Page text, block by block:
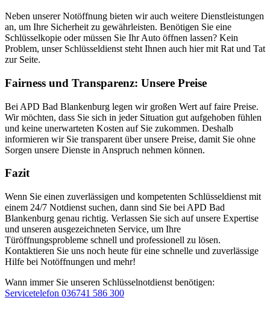
Neben unserer Notöffnung bieten wir auch weitere Dienstleistungen
an, um Ihre Sicherheit zu gewährleisten. Benötigen Sie eine
Schlüsselkopie oder müssen Sie Ihr Auto öffnen lassen? Kein
Problem, unser Schlüsseldienst steht Ihnen auch hier mit Rat und Tat
zur Seite.
Fairness und Transparenz: Unsere Preise
Bei APD Bad Blankenburg legen wir großen Wert auf faire Preise.
Wir möchten, dass Sie sich in jeder Situation gut aufgehoben fühlen
und keine unerwarteten Kosten auf Sie zukommen. Deshalb
informieren wir Sie transparent über unsere Preise, damit Sie ohne
Sorgen unsere Dienste in Anspruch nehmen können.
Fazit
Wenn Sie einen zuverlässigen und kompetenten Schlüsseldienst mit
einem 24/7 Notdienst suchen, dann sind Sie bei APD Bad
Blankenburg genau richtig. Verlassen Sie sich auf unsere Expertise
und unseren ausgezeichneten Service, um Ihre
Türöffnungsprobleme schnell und professionell zu lösen.
Kontaktieren Sie uns noch heute für eine schnelle und zuverlässige
Hilfe bei Notöffnungen und mehr!
Wann immer Sie unseren Schlüsselnotdienst benötigen:
Servicetelefon 036741 586 300